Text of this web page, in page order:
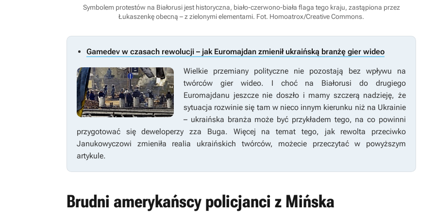
Symbolem protestów na Białorusi jest historyczna, biało-czerwono-biała flaga tego kraju, zastąpiona przez
Łukaszenkę obecną – z zielonymi elementami. Fot. Homoatrox/Creative Commons.
Gamedev w czasach rewolucji – jak Euromajdan zmienił ukraińską branżę gier wideo
Wielkie przemiany polityczne nie pozostają bez wpływu na
twórców gier wideo. I choć na Białorusi do drugiego
Euromajdanu jeszcze nie doszło i mamy szczerą nadzieję, że
sytuacja rozwinie się tam w nieco innym kierunku niż na Ukrainie
– ukraińska branża może być przykładem tego, na co powinni
przygotować się deweloperzy zza Buga. Więcej na temat tego, jak rewolta przeciwko
Janukowyczowi zmieniła realia ukraińskich twórców, możecie przeczytać w powyższym
artykule.
Brudni amerykańscy policjanci z Mińska